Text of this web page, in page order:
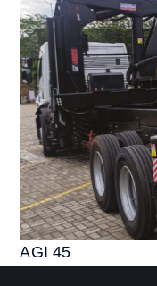
AGI 45